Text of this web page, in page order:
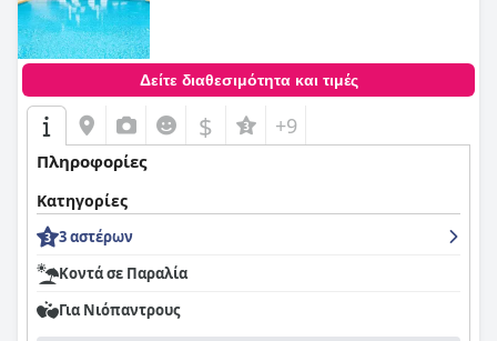
Δείτε διαθεσιμότητα και τιμές
$ +9
Πληροφορίες
Κατηγορίες
3 αστέρων
Κοντά σε Παραλία
Για Νιόπαντρους